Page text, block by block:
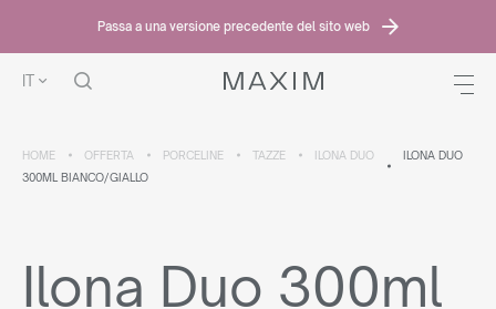
Passa a una versione precedente del sito web
IT
HOME OFFERTA PORCELINE TAZZE ILONA DUO
ILONA DUO
300ML BIANCO/GIALLO
Ilona Duo 300ml